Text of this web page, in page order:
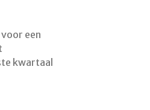
een
kwartaal